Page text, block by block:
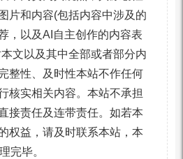
片和内容(包括内容中涉及的
，以及AI自主创作的内容表
文以及其中全部或者部分内
整性、及时性本站不作任何
核实相关内容。本站不承担
接责任及连带责任。如若本
权益，请及时联系本站，本
完毕。